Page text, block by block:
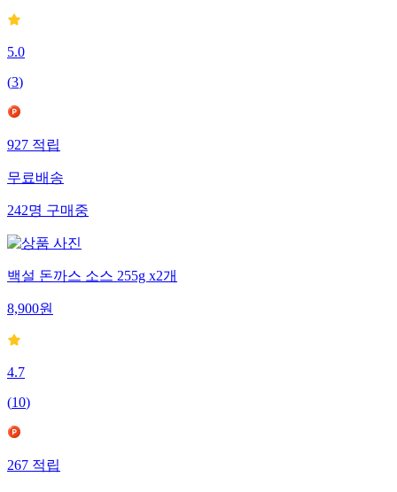
5.0
(3)
927적립
무료배송
242명구매중
백설 돈까스 소스 255g x2개
8,900원
4.7
(10)
267적립